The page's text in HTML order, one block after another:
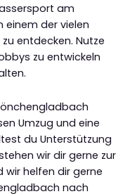
am
einem der vielen
entdecken. Nutze
zu entwickeln
Umzug und eine
du Unterstützung
wir dir gerne zur
wir helfen dir gerne
nach